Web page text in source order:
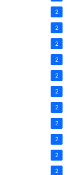
2
2
2
2
2
2
2
2
2
2
2